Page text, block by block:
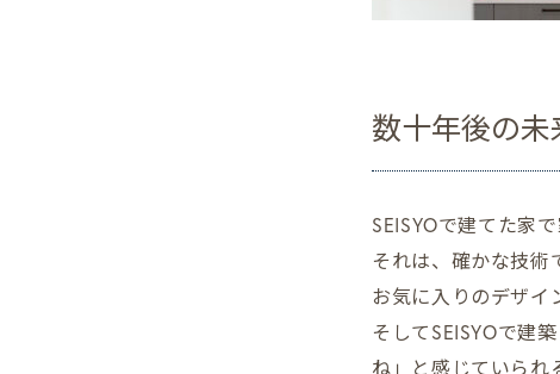
数十年後の
SEISYOで建てた家
それは、確かな技術
お気に入りのデザイ
そしてSEISYOで建
ね」と感じていられ